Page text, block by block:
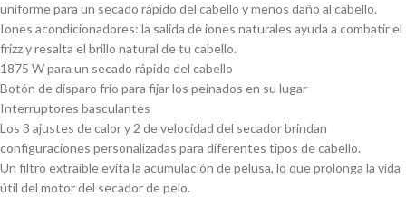
uniforme para un secado rápido del cabello y menos daño al cabello.
Iones acondicionadores: la salida de iones naturales ayuda a combatir el
frizz y resalta el brillo natural de tu cabello.
1875 W para un secado rápido del cabello
Botón de disparo frío para fijar los peinados en su lugar
Interruptores basculantes
Los 3 ajustes de calor y 2 de velocidad del secador brindan
configuraciones personalizadas para diferentes tipos de cabello.
Un filtro extraíble evita la acumulación de pelusa, lo que prolonga la vida
útil del motor del secador de pelo.